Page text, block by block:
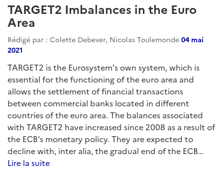
TARGET2 Imbalances in the Euro
Area
Rédigé par : Colette Debever, Nicolas Toulemonde 04 mai
2021
TARGET2 is the Eurosystem's own system, which is
essential for the functioning of the euro area and
allows the settlement of financial transactions
between commercial banks located in different
countries of the euro area. The balances associated
with TARGET2 have increased since 2008 as a result of
the ECB's monetary policy. They are expected to
decline with, inter alia, the gradual end of the ECB...
Lire la suite